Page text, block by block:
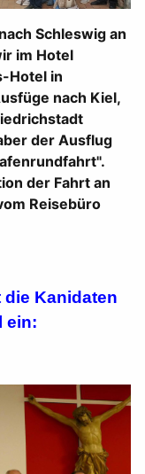
Schleswig an
im Hotel
Hotel in
nach Kiel,
der Ausflug
der Fahrt an
Reisebüro
die Kanidaten
ein: